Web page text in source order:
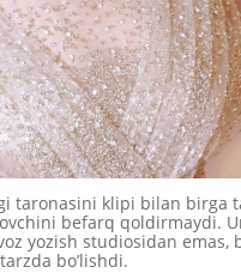
taronasini klipi bilan birga
befarq qoldirmaydi.
yozish studiosidan emas,
bo’lishdi.